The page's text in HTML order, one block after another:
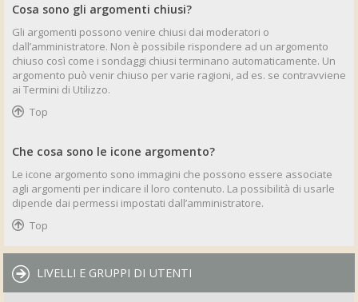
Cosa sono gli argomenti chiusi?
Gli argomenti possono venire chiusi dai moderatori o
dall’amministratore. Non è possibile rispondere ad un argomento
chiuso così come i sondaggi chiusi terminano automaticamente. Un
argomento può venir chiuso per varie ragioni, ad es. se contravviene
ai Termini di Utilizzo.
Top
Che cosa sono le icone argomento?
Le icone argomento sono immagini che possono essere associate
agli argomenti per indicare il loro contenuto. La possibilità di usarle
dipende dai permessi impostati dall’amministratore.
Top
LIVELLI E GRUPPI DI UTENTI